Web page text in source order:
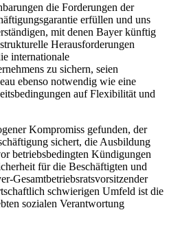
die Forderungen der
erfüllen und uns
mit denen Bayer künftig
Herausforderungen
internationale
zu sichern, seien
ebenso notwendig wie eine
auf Flexibilität und
Kompromiss gefunden, der
sichert, die Ausbildung
betriebsbedingten Kündigungen
für die Beschäftigten und
Gesamtbetriebsratsvorsitzender
schwierigen Umfeld ist die
sozialen Verantwortung